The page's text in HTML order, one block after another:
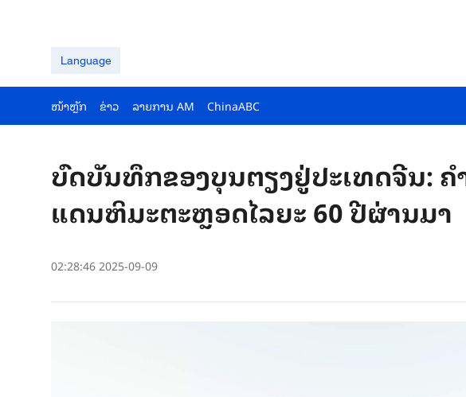
Language
ໜ້າຫຼັກ ຂ່າວ ລາຍ​ການ AM ChinaABC
ບົດບັນທຶກຂອງບຸນຕຽງຢູ່ປະເທດຈີນ:
ແດນຫິມະຕະຫຼອດໄລຍະ 60 ປີຜ່ານມາ
02:28:46 2025-09-09